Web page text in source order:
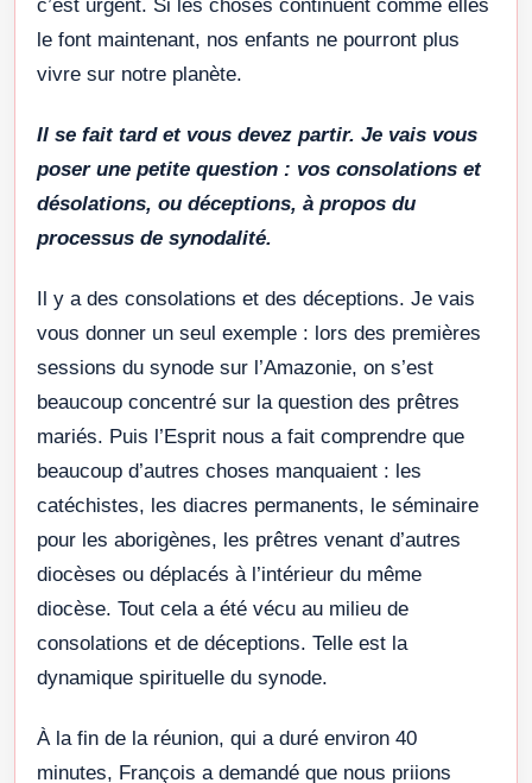
c’est urgent. Si les choses continuent comme elles
le font maintenant, nos enfants ne pourront plus
vivre sur notre planète.
Il se fait tard et vous devez partir. Je vais vous
poser une petite question : vos consolations et
désolations, ou déceptions, à propos du
processus de synodalité.
Il y a des consolations et des déceptions. Je vais
vous donner un seul exemple : lors des premières
sessions du synode sur l’Amazonie, on s’est
beaucoup concentré sur la question des prêtres
mariés. Puis l’Esprit nous a fait comprendre que
beaucoup d’autres choses manquaient : les
catéchistes, les diacres permanents, le séminaire
pour les aborigènes, les prêtres venant d’autres
diocèses ou déplacés à l’intérieur du même
diocèse. Tout cela a été vécu au milieu de
consolations et de déceptions. Telle est la
dynamique spirituelle du synode.
À la fin de la réunion, qui a duré environ 40
minutes, François a demandé que nous priions